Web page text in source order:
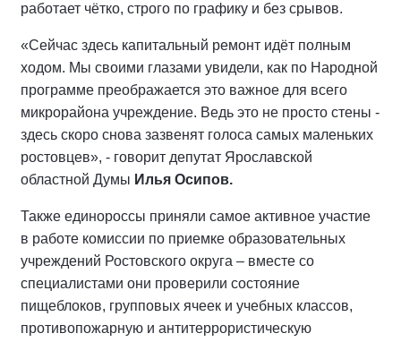
работает чётко, строго по графику и без срывов.
«Сейчас здесь капитальный ремонт идёт полным
ходом. Мы своими глазами увидели, как по Народной
программе преображается это важное для всего
микрорайона учреждение. Ведь это не просто стены -
здесь скоро снова зазвенят голоса самых маленьких
ростовцев», - говорит депутат Ярославской
областной Думы Илья Осипов.
Также единороссы приняли самое активное участие
в работе комиссии по приемке образовательных
учреждений Ростовского округа – вместе со
специалистами они проверили состояние
пищеблоков, групповых ячеек и учебных классов,
противопожарную и антитеррористическую